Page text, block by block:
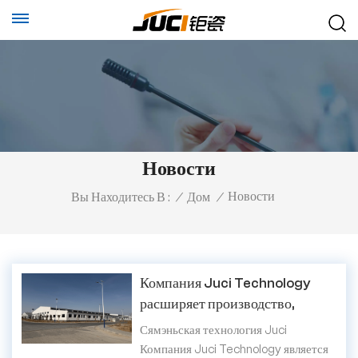
Новости
Вы Находитесь В : / Дом / Новости
Компания Juci Technology
расширяет производство,
открывая новый завод во
Внутренней Монголии.
Сямэньская технология Juci
Компания Juci Technology является